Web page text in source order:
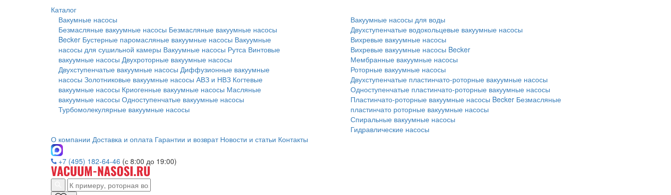
Каталог
Вакумные насосы
Безмасляные вакуумные насосы Безмасляные вакуумные насосы
Becker Бустерные паромасляные вакуумные насосы Вакуумные
насосы для сушильной камеры Вакуумные насосы Рутса Винтовые
вакуумные насосы Двухроторные вакуумные насосы
Двухступенчатые вакуумные насосы Диффузионные вакуумные
насосы Золотниковые вакуумные насосы АВЗ и НВЗ Когтевые
вакуумные насосы Криогенные вакуумные насосы Масляные
вакуумные насосы Одноступенчатые вакуумные насосы
Турбомолекулярные вакуумные насосы
Вакуумные насосы для воды
Двухступенчатые водокольцевые вакуумные насосы
Вихревые вакуумные насосы
Вихревые вакуумные насосы Becker
Мембранные вакуумные насосы
Роторные вакуумные насосы
Двухступенчатые пластинчато-роторные вакуумные насосы
Одноступенчатые пластинчато-роторные вакуумные насосы
Пластинчато-роторные вакуумные насосы Becker Безмасляные
пластинчато роторные вакуумные насосы
Спиральные вакуумные насосы
Гидравлические насосы
О компании Доставка и оплата Гарантии и возврат Новости и статьи Контакты
+7 (495) 182-64-46 (с 8:00 до 19:00)